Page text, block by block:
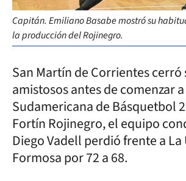
Capitán. Emiliano Basabe mostró su
la producción del Rojinegro.
San Martín de Corrientes cerró
amistosos antes de comenzar
Sudamericana de Básquetbol
Fortín Rojinegro, el equipo
Diego Vadell perdió frente a
Formosa por 72 a 68.